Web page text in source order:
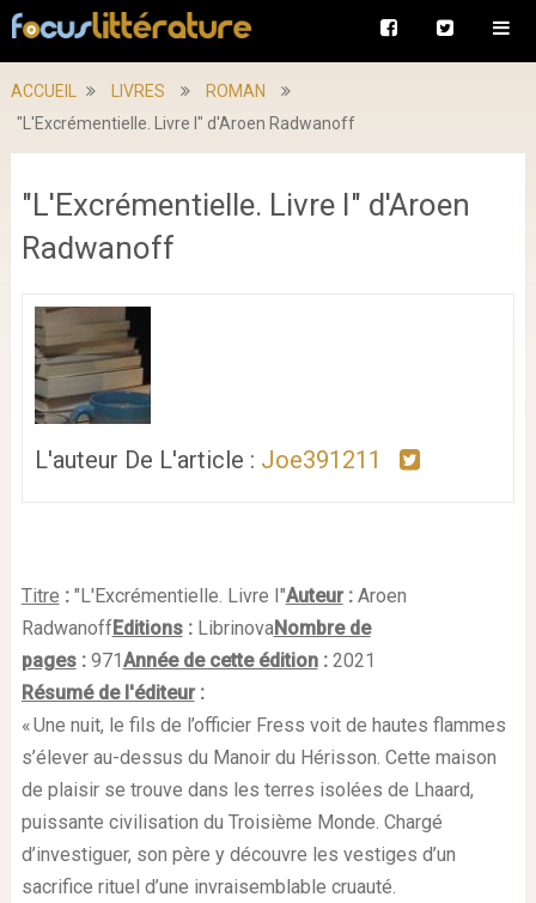
ACCUEIL LIVRES
ROMAN
"L'Excrémentielle. Livre I" d'Aroen Radwanoff
"L'Excrémentielle. Livre I" d'Aroen
Radwanoff
L'auteur De L'article : Joe391211
Titre :"L'Excrémentielle. Livre I"Auteur: Aroen
RadwanoffEditions:LibrinovaNombre de
pages:971Année de cette édition:2021
Résumé de l'éditeur:
« Une nuit, le fils de l’officier Fress voit de hautes flammes
s’élever au-dessus du Manoir du Hérisson. Cette maison
de plaisir se trouve dans les terres isolées de Lhaard,
puissante civilisation du Troisième Monde. Chargé
d’investiguer, son père y découvre les vestiges d’un
sacrifice rituel d’une invraisemblable cruauté.